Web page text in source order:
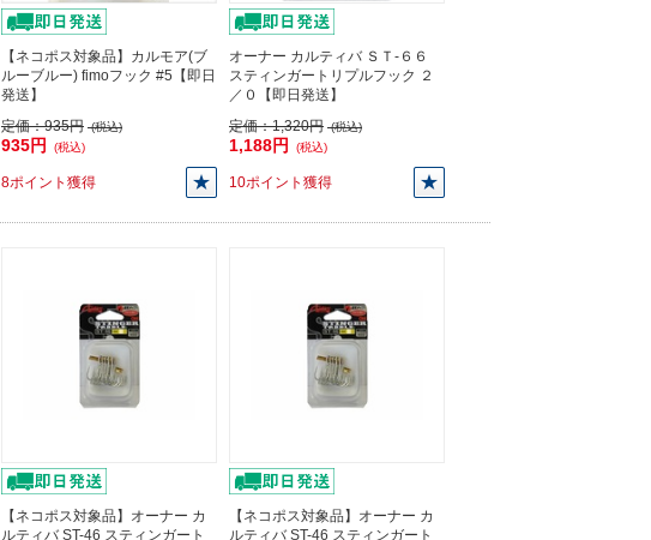
【ネコポス対象品】カルモア(ブ
ルーブルー) fimoフック #5【即日
発送】
定価：935円 (税込)
935円 (税込)
8ポイント獲得
オーナー カルティバ ＳＴ-６６
スティンガートリプルフック ２
／０【即日発送】
定価：1,320円 (税込)
1,188円 (税込)
10ポイント獲得
【ネコポス対象品】オーナー カ
ルティバ ST-46 スティンガート
【ネコポス対象品】オーナー カ
ルティバ ST-46 スティンガート